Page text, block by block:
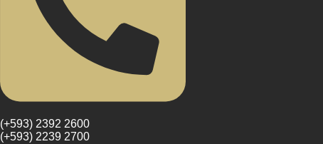
(+593) 2392 2600
(+593) 2239 2700